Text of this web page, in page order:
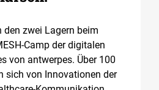
den zwei Lagern beim
Camp der digitalen
von antwerpes. Über 100
sich von Innovationen der